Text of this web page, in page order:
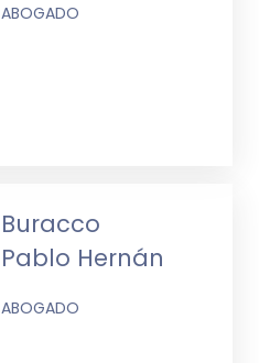
ABOGADO
Buracco
Pablo Hernán
ABOGADO